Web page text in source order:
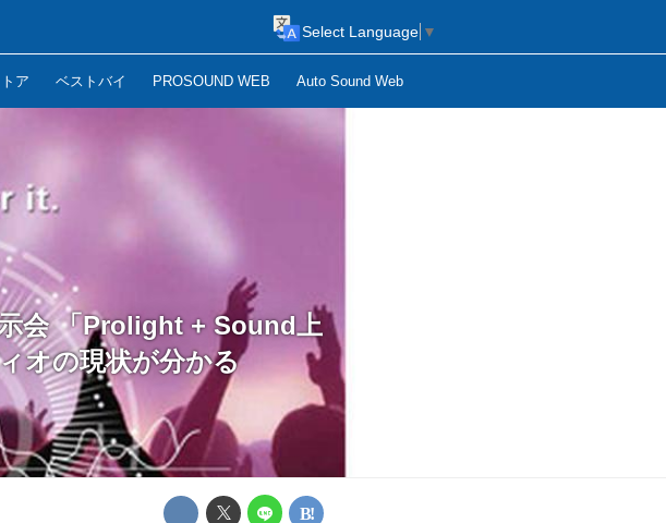
ア ベストバイ PROSOUND WEB Auto Sound Web
Select Language ▼
会 「Prolight + Sound上
オの現状が分かる